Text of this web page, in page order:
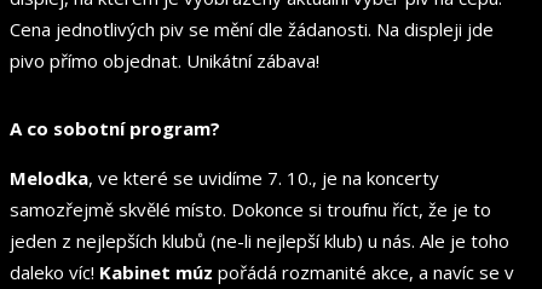
Cena jednotlivých piv se mění dle žádanosti. Na displeji jde
pivo přímo objednat. Unikátní zábava!
A co sobotní program?
Melodka, ve které se uvidíme 7. 10., je na koncerty
samozřejmě skvělé místo. Dokonce si troufnu říct, že je to
jeden z nejlepších klubů (ne-li nejlepší klub) u nás. Ale je toho
daleko víc! Kabinet múz pořádá rozmanité akce, a navíc se v